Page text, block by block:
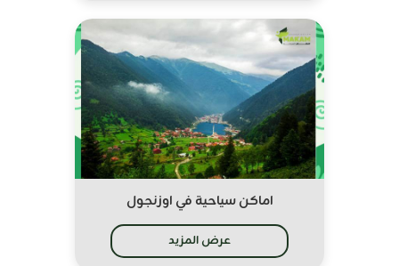
اماكن سياحية في اوزنجول
عرض المزيد